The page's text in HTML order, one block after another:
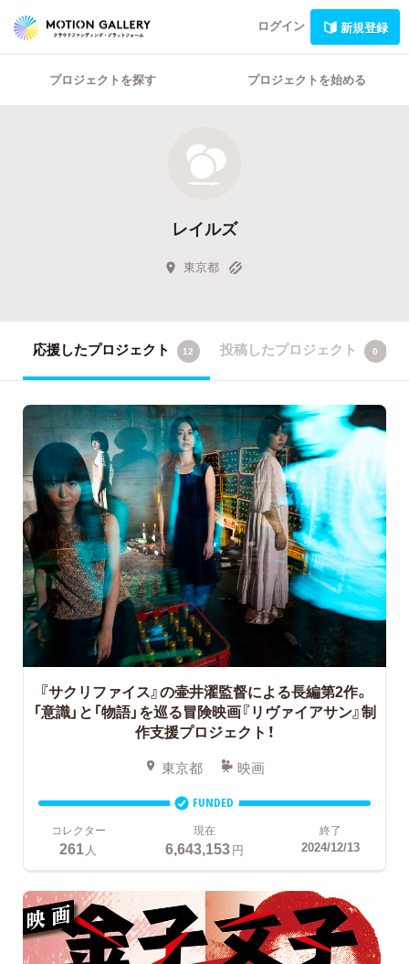
ログイン 新規登録
プロジェクトを探す プロジェクトを始める
レイルズ
東京都
応援したプロジェクト 12 投稿したプロジェクト 0
『サクリファイス』の壷井濯監督による長編第2作。
「意識」と「物語」を巡る冒険映画『リヴァイアサン』制
作支援プロジェクト！
東京都 映画
FUNDED
コレクター
261 人
現在
6,643,153円
終了
2024/12/13